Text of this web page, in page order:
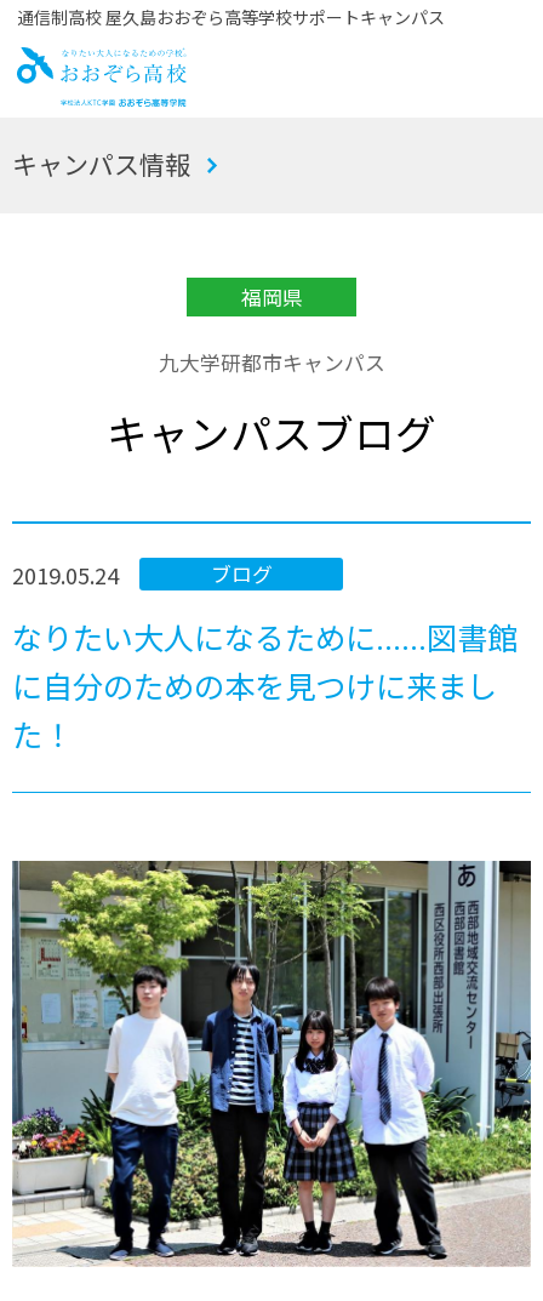
通信制高校 屋久島おおぞら高等学校サポートキャンパス
お
キャンパス情報
福岡県
九大学研都市キャンパス
キャンパスブログ
ブログ
2019.05.24
なりたい大人になるために......図書館
に自分のための本を見つけに来まし
た！